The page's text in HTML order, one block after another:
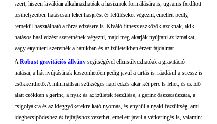
szert, hiszen kiválóan alkalmazhatóak a hasizmok formálására is, ugyanis fordított
testhelyzetben hatásosan lehet hasprést és felüléseket végezni, emellett pedig
remekül használható a törzs edzésére is. Kiváló fitnesz eszközök azoknak, akik
hatásos hasi edzést szeretnének végezni, majd meg akarják nyújtani az izmaikat,
vagy enyhíteni szeretnék a hátukban és az ízületeikben érzett fájdalmat.
ARobust gravitációs állvány segítségével ellensúlyozhatóak a gravitáció
hatásai, a hát nyújtásának köszönhetően pedig javul a tartás is, ráadásul a stressz is
csökkenthető. A minimálisan szükséges napi edzés akár két perc is lehet, és ez idő
alatt csökken a gerinc, a nyak és az ízületek feszülése, a gerinc összecsúszása, a
csigolyákra és az ideggyökerekre ható nyomás, és enyhül a nyaki feszültség, ami
idegbecsípődéshez és fejfájáshoz vezethet, emellett javul a vérkeringés is, valamint